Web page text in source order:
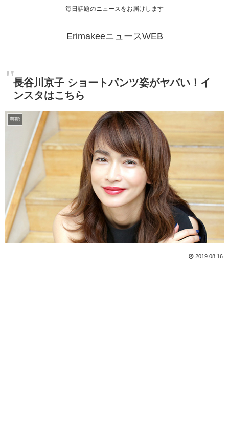
毎日話題のニュースをお届けします
ErimakeeニュースWEB
長谷川京子 ショートパンツ姿がヤバい！イ
ンスタはこちら
芸能
2019.08.16